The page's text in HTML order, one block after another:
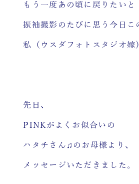
もう一度あの頃に戻りたいと
振袖撮影のたびに思う今日こ
私（ウスダフォトスタジオ
先日、
PINKがよくお似合いの
ハタチさん♫のお母様より、
メッセージいただきました。